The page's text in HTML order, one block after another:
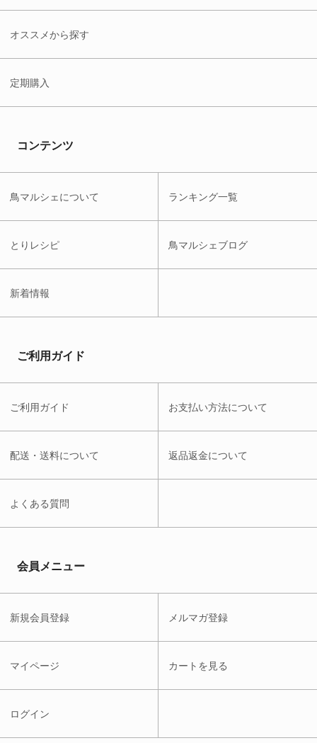
オススメから探す
定期購入
コンテンツ
鳥マルシェについて ランキング一覧
とりレシピ 鳥マルシェブログ
新着情報
ご利用ガイド
ご利用ガイド お支払い方法について
配送・送料について 返品返金について
よくある質問
会員メニュー
新規会員登録 メルマガ登録
マイページ カートを見る
ログイン